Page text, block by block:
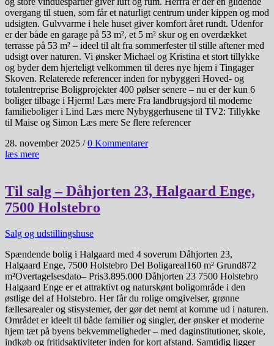
overgang til stuen, som får et naturligt centrum under kippen og mod
udsigten. Gulvvarme i hele huset giver komfort året rundt. Udenfor
er der både en garage på 53 m², et 5 m² skur og en overdækket
terrasse på 53 m² – ideel til alt fra sommerfester til stille aftener med
udsigt over naturen. Vi ønsker Michael og Kristina et stort tillykke
og byder dem hjerteligt velkommen til deres nye hjem i Tingager
Skoven. Relaterede referencer inden for nybyggeri Hoved- og
totalentreprise Boligprojekter 400 pølser senere – nu er der kun 6
boliger tilbage i Hjerm! Læs mere Fra landbrugsjord til moderne
familieboliger i Lind Læs mere Nybyggerhusene til TV2: Tillykke
til Maise og Simon Læs mere Se flere referencer
28. november 2025 / 0 Kommentarer
læs mere
Til salg – Dåhjorten 23, Halgaard Enge,
7500 Holstebro
Salg og udstillingshuse
Spændende bolig i Halgaard med 4 soverum Dåhjorten 23,
Halgaard Enge, 7500 Holstebro Del Boligareal160 m² Grund872
m²Overtagelsesdato– Pris3.895.000 Dåhjorten 23 7500 Holstebro
Halgaard Enge er et attraktivt og naturskønt boligområde i den
østlige del af Holstebro. Her får du rolige omgivelser, grønne
fællesarealer og stisystemer, der gør det nemt at komme ud i naturen.
Området er ideelt til både familier og singler, der ønsker et moderne
hjem tæt på byens bekvemmeligheder – med daginstitutioner, skole,
indkøb og fritidsaktiviteter inden for kort afstand. Samtidig ligger